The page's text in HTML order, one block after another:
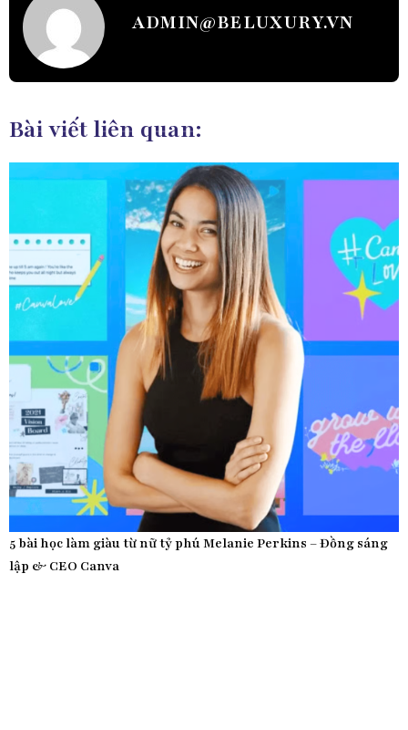
ADMIN@BELUXURY.VN
Bài viết liên quan:
5 bài học làm giàu từ nữ tỷ phú Melanie Perkins – Đồng sáng
lập & CEO Canva